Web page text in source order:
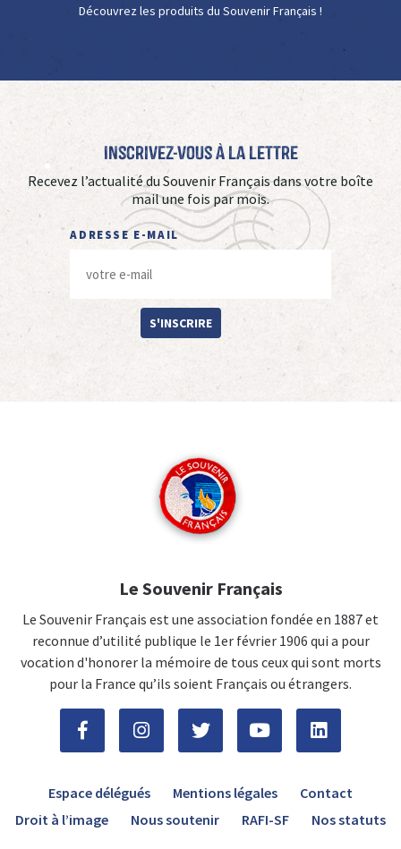
Découvrez les produits du Souvenir Français !
Inscrivez-vous à La Lettre
Recevez l’actualité du Souvenir Français dans votre boîte
mail une fois par mois.
ADRESSE E-MAIL
S'INSCRIRE
Le Souvenir Français
Le Souvenir Français est une association fondée en 1887 et
reconnue d’utilité publique le 1er février 1906 qui a pour
vocation d'honorer la mémoire de tous ceux qui sont morts
pour la France qu’ils soient Français ou étrangers.
Espace délégués Mentions légales
Contact
Droit à l’image
Nous soutenir RAFI-SF Nos statuts